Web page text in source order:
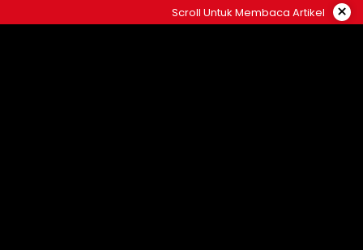
to
Scroll Untuk Membaca Artikel ×